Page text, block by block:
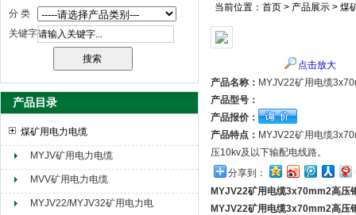
天津市电缆总厂橡塑电缆厂（天缆小猫集团）
分 类
关键字
产品目录
煤矿用电力电缆
MYJV矿用电力电缆
MVV矿用电力电缆
MYJV22/MYJV32矿用电力电
当前位置： 首页 > 产品展示 > 煤
点击放大
产品名称： MYJV22矿用电缆
产品型号：
产品报价：
产品特点： MYJV22矿用电缆
压10kv及以下输配电线路。
分享到：
MYJV22矿用电缆3x70mm2高压
MYJV22矿用电缆3x70mm2高压